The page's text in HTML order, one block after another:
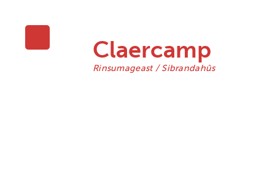
Claercamp
Rinsumageast / Sibrandahûs